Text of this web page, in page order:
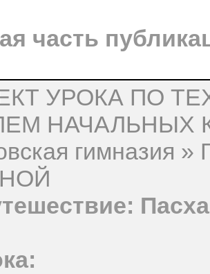
часть
УРОКА ПО
НАЧАЛЬНЫХ
Пасха